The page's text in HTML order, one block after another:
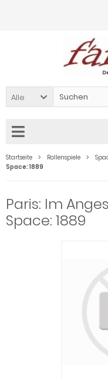
Alle
Startseite Rollenspiele
Space: 1889
Paris: Im
Space: 1889